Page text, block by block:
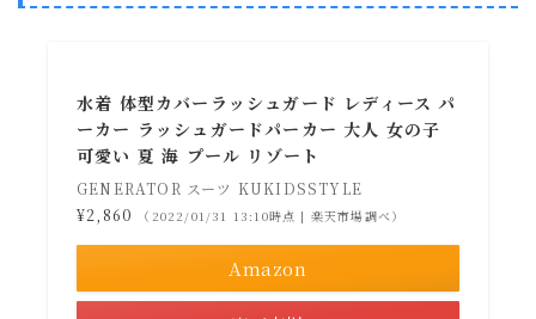
水着 体型カバーラッシュガード レディース パ
ーカー ラッシュガードパーカー 大人 女の子
可愛い 夏 海 プール リゾート
GENERATOR スーツ KUKIDSSTYLE
¥2,860
（2022/01/31 13:10時点 | 楽天市場調べ）
Amazon